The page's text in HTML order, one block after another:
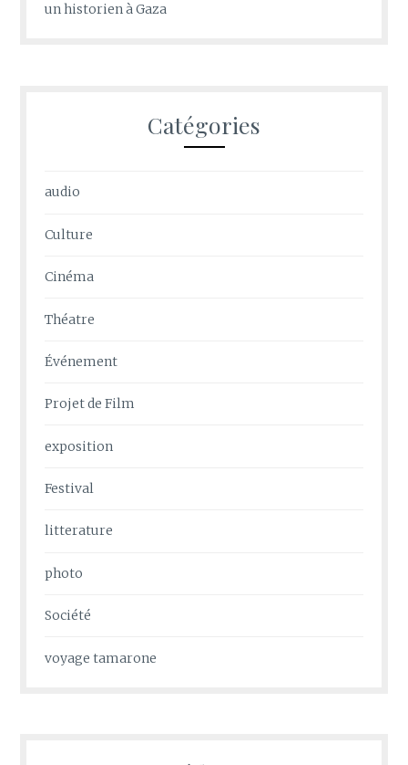
un historien à Gaza
Catégories
audio
Culture
Cinéma
Théatre
Événement
Projet de Film
exposition
Festival
litterature
photo
Société
voyage tamarone